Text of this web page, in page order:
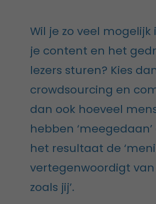
Wil je zo veel
je content en het
lezers sturen? Kies
crowdsourcing en
dan ook hoeveel
hebben
het resultaat de
vertegenwoordigt
zoals jij’.